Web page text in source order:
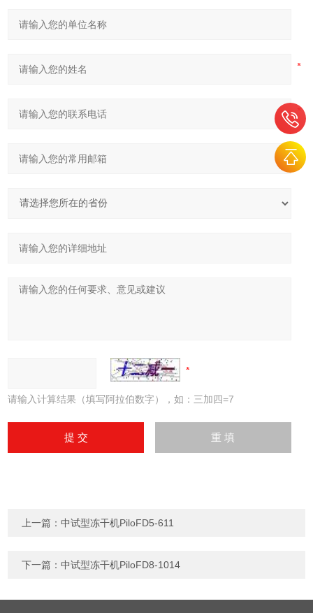
请输入计算结果（填写阿拉伯数字），如：三加四=7
上一篇：中试型冻干机PiloFD5-611
下一篇：中试型冻干机PiloFD8-1014